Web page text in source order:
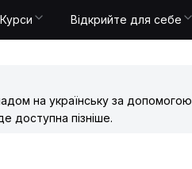
Курси Відкрийте для себе
на українську за допомогою
доступна пізніше.